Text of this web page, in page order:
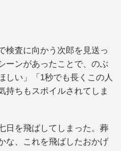
査に向かう次郎を見送っ
ーンがあったことで、のぶ
しい」「1秒でも長くこの人
持ちもスポイルされてしま
日を飛ばしてしまった。葬
な、これを飛ばしたおかげ